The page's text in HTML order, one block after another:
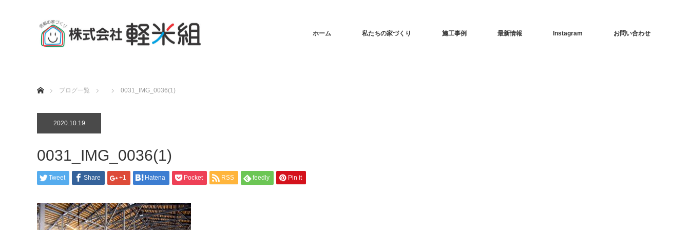
ホーム 私たちの家づくり 施工事例 最新情報 Instagram お問い合わせ
ブログ一覧
0031_IMG_0036(1)
2020.10.19
0031_IMG_0036(1)
Tweet Share +1 Hatena Pocket RSS feedly Pin it